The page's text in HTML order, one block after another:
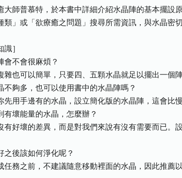
普慕特，於本書中詳細介紹水晶陣的基本擺設
類」或「欲療癒之問題」搜尋所需資訊，與水晶密
］
不會很麻煩？
可以簡單，只要四、五顆水晶就足以擺出一個陣
多，也可以使用書中的水晶陣嗎？
手邊有的水晶，設立簡化版的水晶陣，這會比慢
能量的水晶，怎麼辦？
壞的差異，而是對我們來說有沒有需要而已。
後該如何淨化呢？
之前，不建議隨意移動裡面的水晶，因此推薦以